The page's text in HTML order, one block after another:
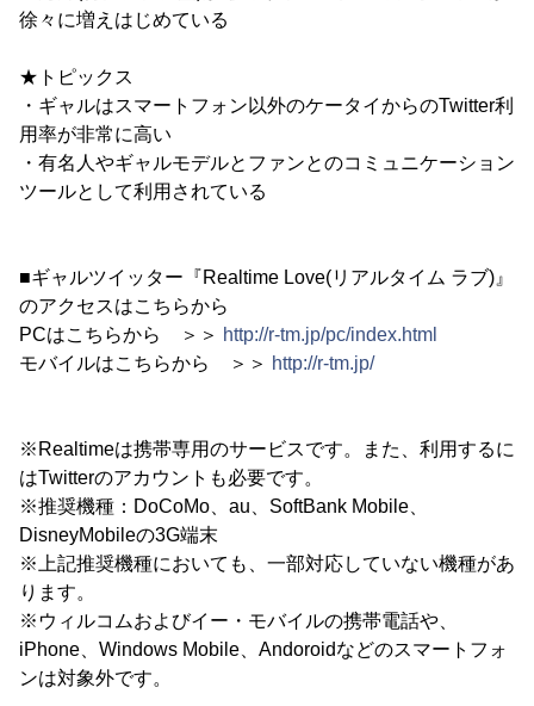
徐々に増えはじめている
★トピックス
・ギャルはスマートフォン以外のケータイからのTwitter利
用率が非常に高い
・有名人やギャルモデルとファンとのコミュニケーション
ツールとして利用されている
■ギャルツイッター『Realtime Love(リアルタイム ラブ)』
のアクセスはこちらから
PCはこちらから ＞＞ http://r-tm.jp/pc/index.html
モバイルはこちらから ＞＞ http://r-tm.jp/
※Realtimeは携帯専用のサービスです。また、利用するに
はTwitterのアカウントも必要です。
※推奨機種：DoCoMo、au、SoftBank Mobile、
DisneyMobileの3G端末
※上記推奨機種においても、一部対応していない機種があ
ります。
※ウィルコムおよびイー・モバイルの携帯電話や、
iPhone、Windows Mobile、Andoroidなどのスマートフォ
ンは対象外です。